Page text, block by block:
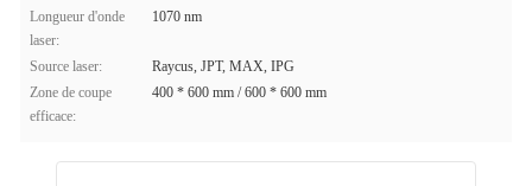
Longueur d'onde
laser:
1070 nm
Source laser:
Raycus, JPT, MAX, IPG
Zone de coupe
efficace:
400 * 600 mm / 600 * 600 mm